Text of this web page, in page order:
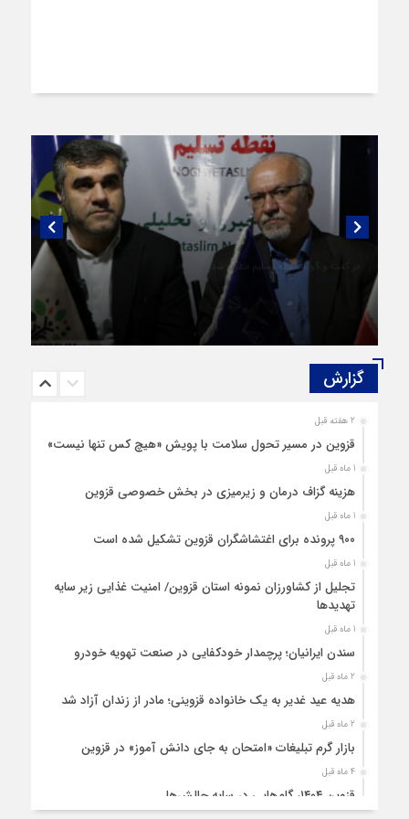
در گفت و گو با نقطه تسلیم مطرح شد:
تعزیرات قزوین در خط مقدم مقابله با تخلفات بازار
گزارش‌
2 هفته قبل
قزوین در مسیر تحول سلامت با پویش «هیچ‌ کس تنها نیست»
1 ماه قبل
هزینه‌ گزاف درمان و زیرمیزی در بخش خصوصی قزوین
1 ماه قبل
۹۰۰ پرونده برای اغتشاشگران قزوین تشکیل شده است
1 ماه قبل
تجلیل از کشاورزان نمونه استان قزوین/ امنیت غذایی زیر سایه
تهدیدها
1 ماه قبل
سندن ایرانیان؛ پرچمدار خودکفایی در صنعت تهویه خودرو
2 ماه قبل
هدیه عید غدیر به یک خانواده قزوینی؛ مادر از زندان آزاد شد
2 ماه قبل
بازار گرم تبلیغات «امتحان به جای دانش‌ آموز» در قزوین
4 ماه قبل
قزوین ۱۴۰۴، گام‌هایی در سایه چالش‌ها